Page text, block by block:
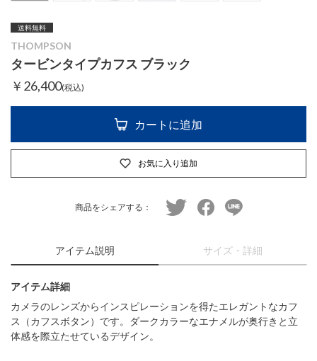
送料無料
THOMPSON
タービンタイプカフス ブラック
￥26,400(税込)
カートに追加
お気に入り追加
商品をシェアする： twitter facebookline
アイテム説明 サイズ・詳細
アイテム詳細
カメラのレンズからインスピレーションを得たエレガントなカフ
ス（カフスボタン）です。ダークカラーなエナメルが奥行きと立
体感を際立たせているデザイン。